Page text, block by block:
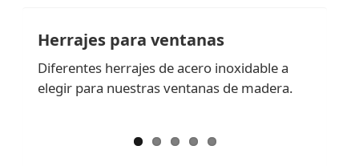
Herrajes para ventanas
Diferentes herrajes de acero inoxidable a
elegir para nuestras ventanas de madera.